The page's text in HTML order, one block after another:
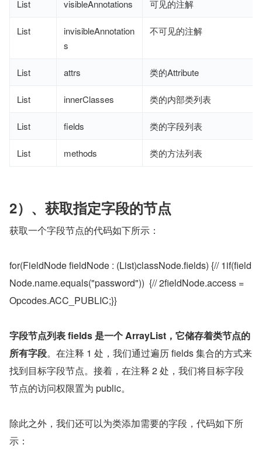
List visibleAnnotations 可见的注解
List
invisibleAnnotation
s
不可见的注解
List attrs 类的Attribute
List innerClasses 类的内部类列表
List fields 类的字段列表
List methods 类的方法列表
2）、获取指定字段的节点
获取一个字段节点的代码如下所示：
for(FieldNode fieldNode : (List)classNode.fields) {// 1if(field
Node.name.equals("password"))  {// 2fieldNode.access =
Opcodes.ACC_PUBLIC;}}
字段节点列表 fields 是一个 ArrayList，它储存着类节点的
所有字段。在注释 1 处，我们通过遍历 fields 集合的方式来
找到目标字段节点。接着，在注释 2 处，我们将目标字段
节点的访问权限置为 public。
除此之外，我们还可以为类添加需要的字段，代码如下所
示：